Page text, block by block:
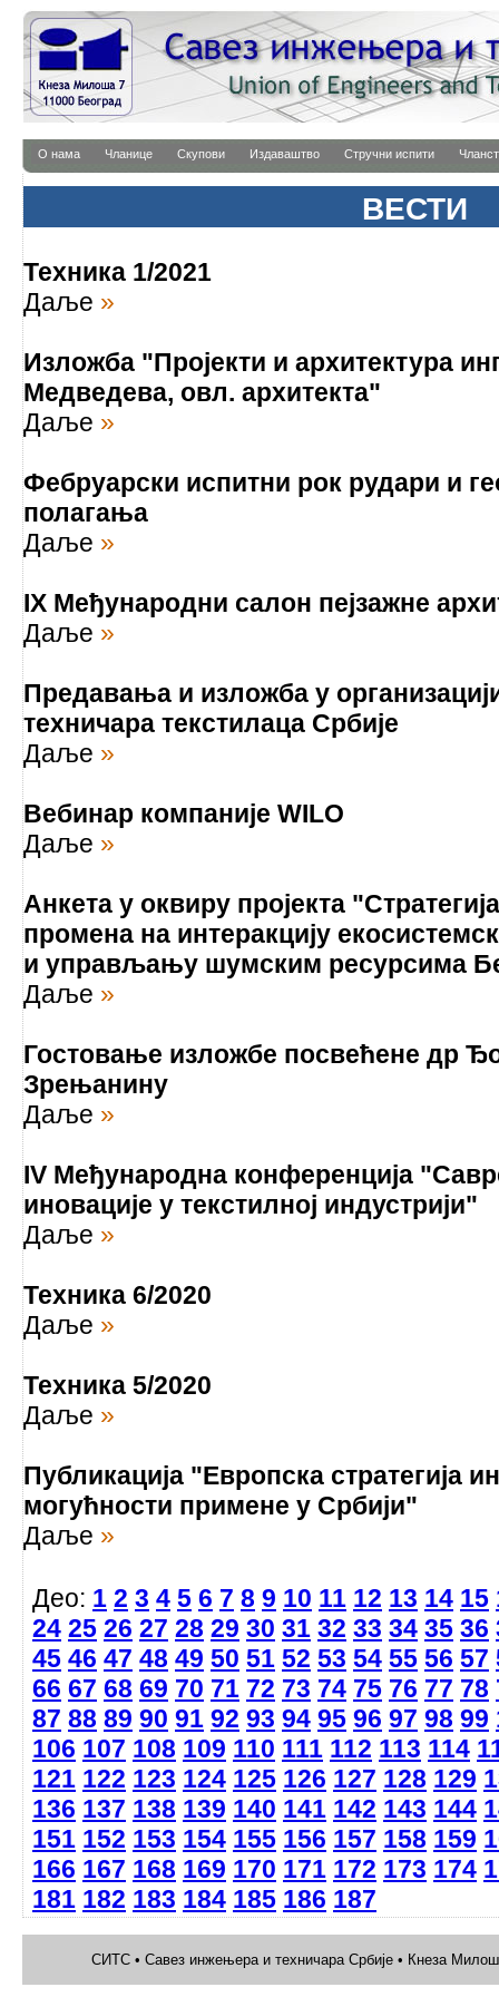
О нама Чланице Скупови Издаваштво Стручни испити
ВЕСТИ
Техника 1/2021
Даље »
Изложба "Пројекти и архитектура
Медведева, овл. архитекта"
Даље »
Фебруарски испитни рок рудари и
полагања
Даље »
IX Међународни салон пејзажне
Даље »
Предавања и изложба у
техничара текстилаца Србије
Даље »
Вебинар компаније WILO
Даље »
Анкета у оквиру пројекта
промена на интеракцију
и управљању шумским ресурсима
Даље »
Гостовање изложбе посвећене др
Зрењанину
Даље »
IV Међународна конференција
иновације у текстилној индустрији"
Даље »
Техника 6/2020
Даље »
Техника 5/2020
Даље »
Публикација "Европска стратегија
могућности примене у Србији"
Даље »
Део: 1 2 3 4 5 6 7 8 9 10 11 12 13 14 15
24 25 26 27 28 29 30 31 32 33 34 35 36
45 46 47 48 49 50 51 52 53 54 55 56 57
66 67 68 69 70 71 72 73 74 75 76 77 78
87 88 89 90 91 92 93 94 95 96 97 98 99
106 107 108 109 110 111 112 113 114
121 122 123 124 125 126 127 128 129
136 137 138 139 140 141 142 143 144
151 152 153 154 155 156 157 158 159
166 167 168 169 170 171 172 173 174
181 182 183 184 185 186 187
СИТС • Савез инжењера и техничара Србије • Кнеза